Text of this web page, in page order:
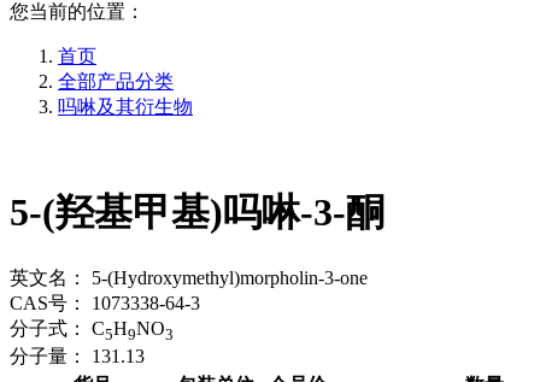
您当前的位置：
首页
全部产品分类
吗啉及其衍生物
5-(羟基甲基)吗啉-3-酮
英文名：
5-(Hydroxymethyl)morpholin-3-one
CAS号：
1073338-64-3
分子式：
C5H9NO3
分子量：
131.13